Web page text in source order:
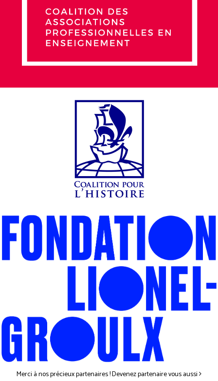
Merci à nos précieux partenaires ! Devenez partenaire vous aussi